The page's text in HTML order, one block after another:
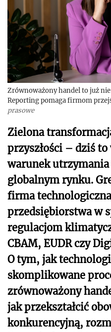
Zrównoważony handel to już
Reporting pomaga firmom
prasowe
Zielona
przyszłości – dziś
warunek
globalnym rynku.
firma
przedsiębiorstwa w
regulacjom
CBAM, EUDR czy
O tym, jak
skomplikowane
zrównoważony
jak przekształcić
konkurencyjną,